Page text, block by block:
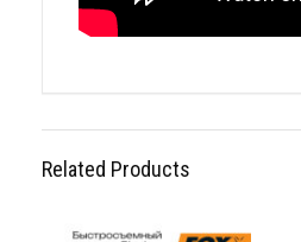
Related Products